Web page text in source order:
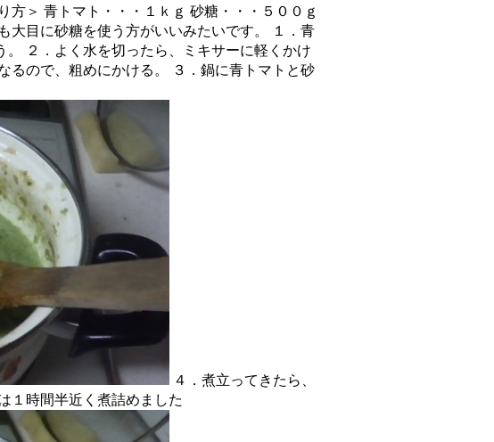
方＞ 青トマト・・・１ｋｇ 砂糖・・・５００ｇ
大目に砂糖を使う方がいいみたいです。 １．青
。 ２．よく水を切ったら、ミキサーに軽くかけ
ので、粗めにかける。 ３．鍋に青トマトと砂
４．煮立ってきたら、
時間半近く煮詰めました